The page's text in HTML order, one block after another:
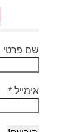
שם פרטי
אימייל *